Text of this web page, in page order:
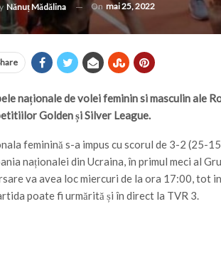
Nănuț Mădălina On mai 25, 2022
naționale de volei feminin si masculin ale
Golden și Silver League.
feminină s-a impus cu scorul de 3-2
naționalei din Ucraina, în primul meci al
va avea loc miercuri de la ora 17:00, tot
poate fi urmărită și în direct la TVR 3.